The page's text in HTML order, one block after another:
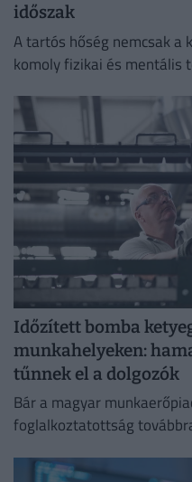
időszak
A tartós hőség nemcsak
komoly fizikai és mentális
Időzített bomba
munkahelyeken:
tűnnek el a dolgozók
Bár a magyar
foglalkoztatottság